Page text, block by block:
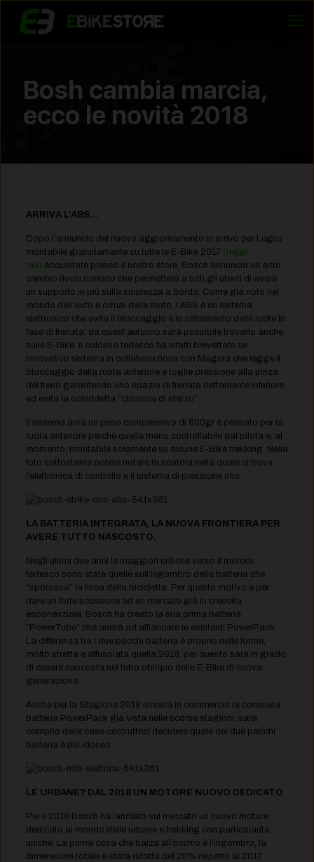
Bosh cambia marcia,
ecco le novità 2018
ARRIVA L’ABS…
Dopo l’annuncio del nuovo aggiornamento in arrivo per Luglio
montabile gratuitamente su tutte le E-Bike 2017 (leggi
qui) acquistate presso il nostro store, Bosch annuncia un altro
cambio rivoluzionario che permetterà a tutti gli utenti di avere
un supporto in più sulla sicurezza a bordo. Come già noto nel
mondo dell’auto e ormai delle moto, l’ABS è un sistema
elettronico che evita il bloccaggio e lo slittamento delle ruote in
fase di frenata, da quest’autunno sarà possibile trovarlo anche
sulle E-Bike. Il colosso tedesco ha infatti brevettato un
innovativo sistema in collaborazione con Magura che legge il
bloccaggio della ruota anteriore e toglie pressione alla pinza
del freno garantendo uno spazio di frenata nettamente inferiore
ed evita la cosiddetta “chiusura di sterzo”.
Il sistema avrà un peso complessivo di 800gr è pensato per la
ruota anteriore perchè quella meno controllabile dal pilota e, al
momento, montabile solamente su alcune E-Bike trekking. Nella
foto sottostante potete notare la scatola nella quale si trova
l’elettronica di controllo e il sistema di pressione olio.
LA BATTERIA INTEGRATA, LA NUOVA FRONTIERA PER
AVERE TUTTO NASCOSTO.
Negli ultimi due anni le maggiori critiche verso il motore
tedesco sono state quelle sull’ingombro della batteria che
“sporcava” la linea della bicicletta. Per questo motivo e per
dare un forte scossone ad un mercato già in crescita
esponenziale, Bosch ha creato la sua prima batteria
“PowerTube” che andrà ad affiancare le esistenti PowerPack.
La differenza tra i due pacchi batteria è proprio nelle forme,
molto stretta e affusolata quella 2018, per questo sarà in grado
di essere nascosta nel tubo obliquo delle E-Bike di nuova
generazione.
Anche per la Stagione 2018 rimarrà in commercio la consueta
batteria PowerPack già vista nelle scorse stagioni, sarà
compito delle case costruttrici decidere quale dei due pacchi
batteria è più idoneo.
LE URBANE? DAL 2018 UN MOTORE NUOVO DEDICATO
Per il 2018 Bosch ha lanciato sul mercato un nuovo motore
dedicato al mondo delle urbane e trekking con particolarità
uniche. La prima cosa che balza all’occhio è l’ingombro, la
dimensione totale è stata ridotta del 20% rispetto al 2017